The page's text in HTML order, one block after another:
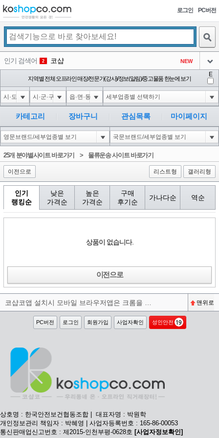
로그인 PC버전
인기 검색어 2 코샵 NEW
3 익스
아이콘
4 1'||DBMS_PIPE.RECEIVE_MESSAGE(CHR(98)||CHR(98)||CHR(98),15)||'
아이콘
5 1*DBMS_PIPE.RECEIVE_MESSAGE(CHR(99)||CHR(99)||CHR(99),15)
아이콘
1
6 1*if(now()=sysdate(),sleep(15),0)
아이콘
1
1
지역별 전체 오프라인 매장/전문가(강사)/정보(알림)/중고물품 한눈에 보기
E
카테고리 장바구니 관심목록 마이페이지
25개 분야별사이트 바로가기 > 물류운송 사이트 바로가기
이전으로 리스트형 갤러리형
인기
랭킹순
낮은
가격순
높은
가격순
구매
후기순
가나다순 역순
상품이 없습니다.
이전으로
맨위로
PC버전 로그인 회원가입 사업자확인 성인안전
상호명 : 한국안전보건협동조합 | 대표자명 : 박원학
개인정보관리 책임자 : 박혜영 | 사업자등록번호 : 165-86-00053
통신판매업신고번호 : 제2015-인천부평-0628호 [사업자정보확인]